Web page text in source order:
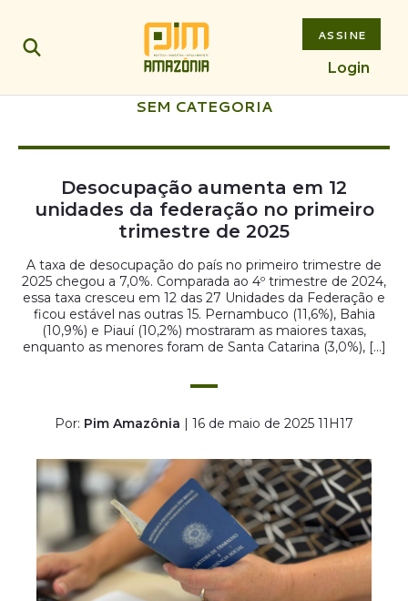
ASSINE
Login
SEM CATEGORIA
Desocupação aumenta em 12
unidades da federação no primeiro
trimestre de 2025
A taxa de desocupação do país no primeiro trimestre de
2025 chegou a 7,0%. Comparada ao 4º trimestre de 2024,
essa taxa cresceu em 12 das 27 Unidades da Federação e
ficou estável nas outras 15. Pernambuco (11,6%), Bahia
(10,9%) e Piauí (10,2%) mostraram as maiores taxas,
enquanto as menores foram de Santa Catarina (3,0%), […]
Por: Pim Amazônia | 16 de maio de 2025 11H17